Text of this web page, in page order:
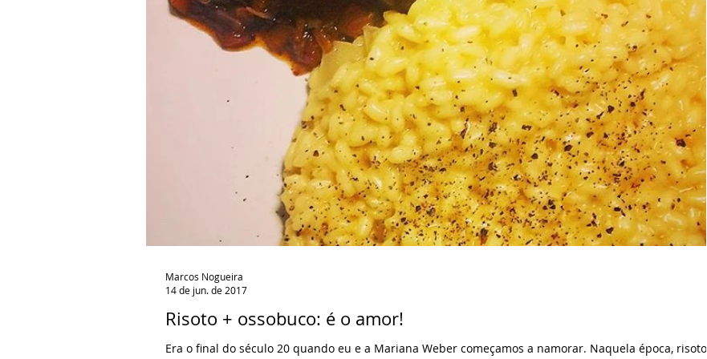
Risoto + ossobuco: é o amor!
Era o final do século 20 quando eu e a Mariana Weber começamos a namorar. Naquela época, risoto
Marcos Nogueira
14 de jun. de 2017